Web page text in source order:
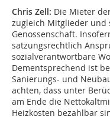
Chris Zell: Die Mieter
zugleich Mitglieder
Genossenschaft.
satzungsrechtlich
sozialverantwortbare
Dementsprechend ist
Sanierungs- und
achten, dass unter
am Ende die
Heizkosten bezahlbar